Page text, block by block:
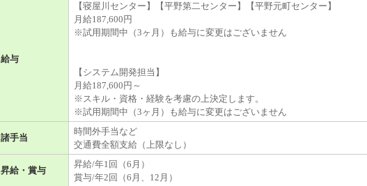
給与
【寝屋川センター】【平野第二センター】【平野元町センター】
月給187,600円
※試用期間中（3ヶ月）も給与に変更はございません
【システム開発担当】
月給187,600円～
※スキル・資格・経験を考慮の上決定します。
※試用期間中（3ヶ月）も給与に変更はございません
諸手当
時間外手当など
交通費全額支給（上限なし）
昇給・賞与
昇給/年1回（6月）
賞与/年2回（6月、12月）